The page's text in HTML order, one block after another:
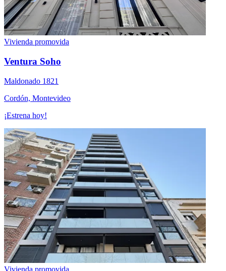
Vivienda promovida
Ventura Soho
Maldonado 1821
Cordón, Montevideo
¡Estrena hoy!
Vivienda promovida